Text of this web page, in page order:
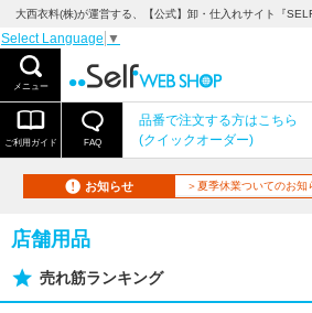
大西衣料(株)が運営する、【公式】卸・仕入れサイト『
Select Language ▼
メニュー
ご利用ガイド FAQ
品番で注文する方はこちら
(クイックオーダー)
お知らせ ＞夏季休業ついてのお
店舗用品
売れ筋ランキング